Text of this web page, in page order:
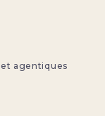
agentiques